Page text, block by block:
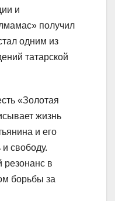
и
получил
одним из
татарской
«Золотая
жизнь
и его
свободу.
резонанс в
борьбы за